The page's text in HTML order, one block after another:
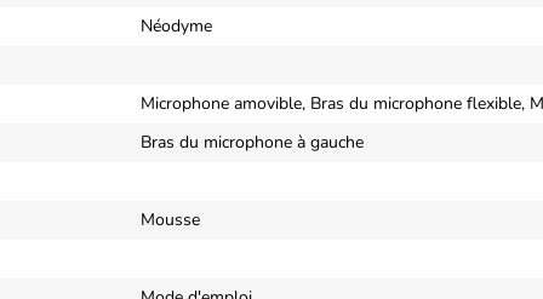
Néodyme
Microphone amovible, Bras du microphone flexible,
Bras du microphone à gauche
Mousse